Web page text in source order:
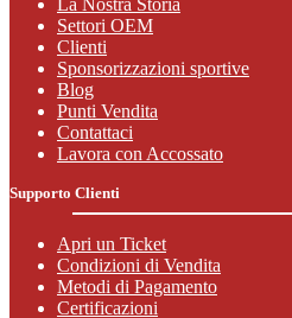
La Nostra Storia
Settori OEM
Clienti
Sponsorizzazioni sportive
Blog
Punti Vendita
Contattaci
Lavora con Accossato
Supporto Clienti
Apri un Ticket
Condizioni di Vendita
Metodi di Pagamento
Certificazioni